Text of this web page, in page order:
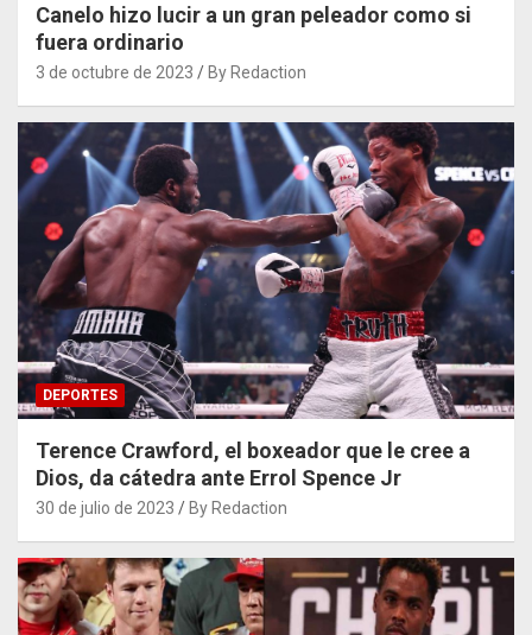
Canelo hizo lucir a un gran peleador como si
fuera ordinario
3 de octubre de 2023 By Redaction
DEPORTES
Terence Crawford, el boxeador que le cree a
Dios, da cátedra ante Errol Spence Jr
30 de julio de 2023 By Redaction